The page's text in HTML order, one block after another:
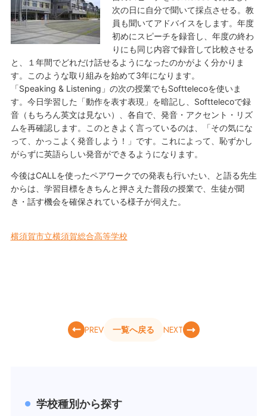
次の日に自分で聞いて採点させる。教
員も聞いてアドバイスをします。年度
初めにスピーチを録音し、年度の終わ
りにも同じ内容で録音して比較させる
と、１年間でどれだけ話せるようになったのかがよく分かりま
す。このような取り組みを始めて3年になります。
「Speaking & Listening」の次の授業でもSofttelecoを使いま
す。今日学習した「動作を表す表現」を暗記し、Softtelecoで録
音（もちろん英文は見ない）、各自で、発音・アクセント・リズ
ムを再確認します。このときよく言っているのは、「その気にな
って、かっこよく発音しよう！」です。これによって、恥ずかし
がらずに英語らしい発音ができるようになります。
今後はCALLを使ったペアワークでの発表も行いたい、と語る先生
からは、学習目標をきちんと押さえた普段の授業で、生徒が聞
き・話す機会を確保されている様子が伺えた。
横須賀市立横須賀総合高等学校
PREV 一覧へ戻る NEXT
学校種別から探す